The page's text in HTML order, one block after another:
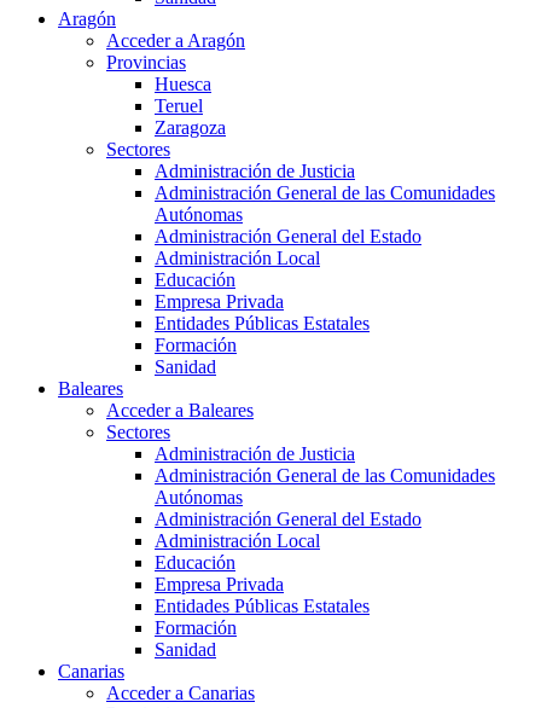
Aragón
Acceder a Aragón
Provincias
Huesca
Teruel
Zaragoza
Sectores
Administración de Justicia
Administración General de las Comunidades
Autónomas
Administración General del Estado
Administración Local
Educación
Empresa Privada
Entidades Públicas Estatales
Formación
Sanidad
Baleares
Acceder a Baleares
Sectores
Administración de Justicia
Administración General de las Comunidades
Autónomas
Administración General del Estado
Administración Local
Educación
Empresa Privada
Entidades Públicas Estatales
Formación
Sanidad
Canarias
Acceder a Canarias